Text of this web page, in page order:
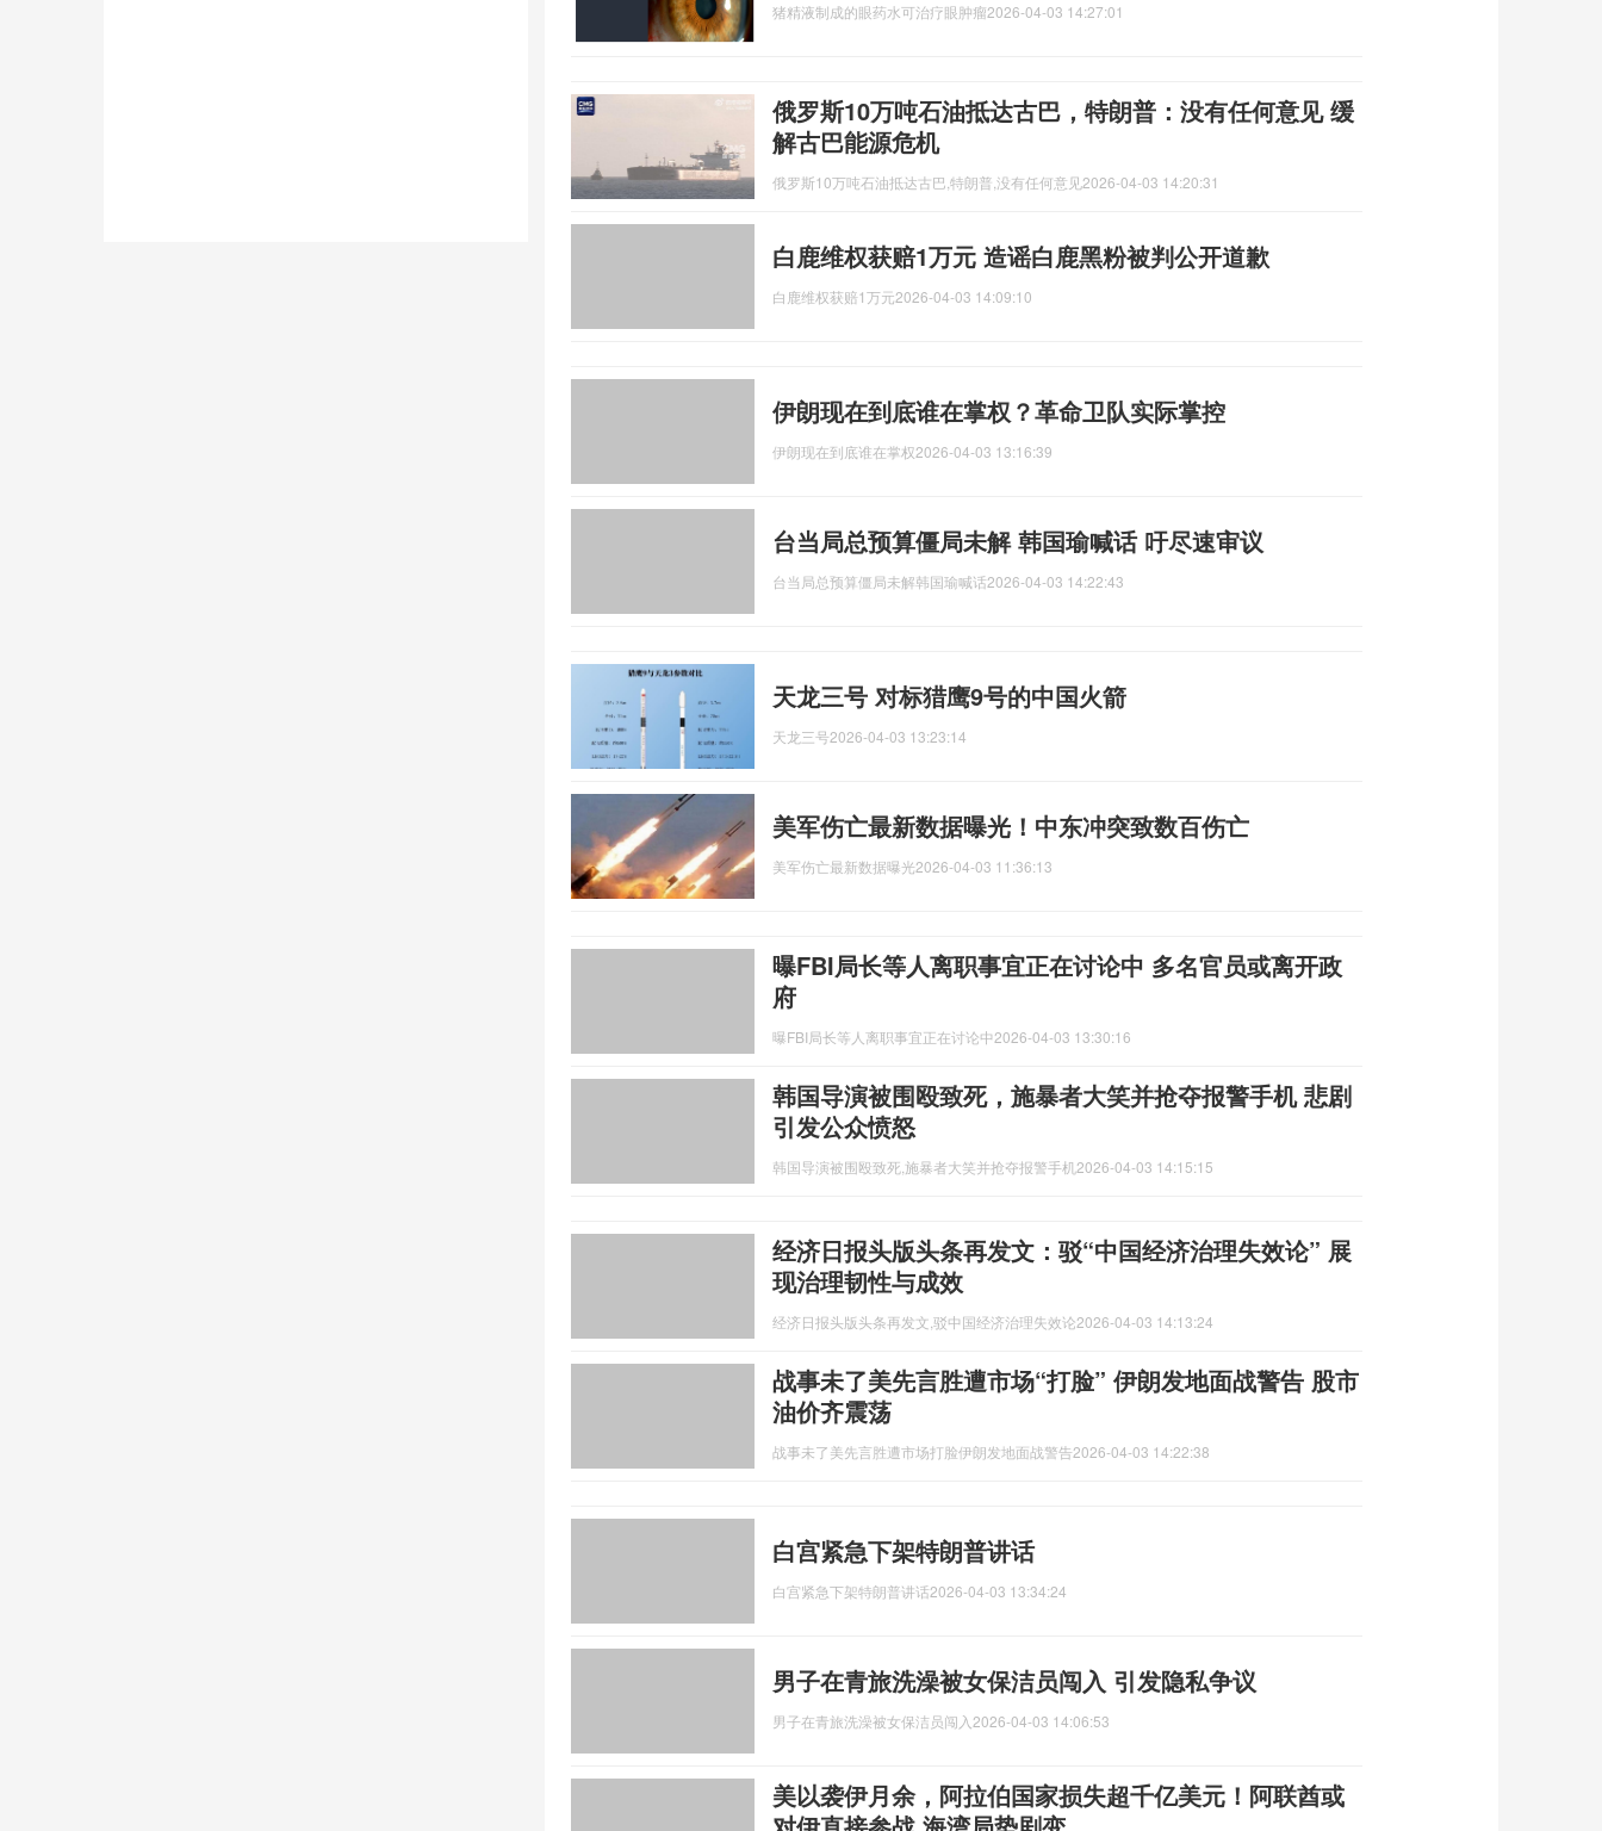
猪精液制成的眼药水可治疗眼肿瘤2026-04-03 14:27:01
俄罗斯10万吨石油抵达古巴，特朗普：没有任何意见 缓
解古巴能源危机
俄罗斯10万吨石油抵达古巴,特朗普,没有任何意见2026-04-03 14:20:31
白鹿维权获赔1万元 造谣白鹿黑粉被判公开道歉
白鹿维权获赔1万元2026-04-03 14:09:10
伊朗现在到底谁在掌权？革命卫队实际掌控
伊朗现在到底谁在掌权2026-04-03 13:16:39
台当局总预算僵局未解 韩国瑜喊话 吁尽速审议
台当局总预算僵局未解韩国瑜喊话2026-04-03 14:22:43
天龙三号 对标猎鹰9号的中国火箭
天龙三号2026-04-03 13:23:14
美军伤亡最新数据曝光！中东冲突致数百伤亡
美军伤亡最新数据曝光2026-04-03 11:36:13
曝FBI局长等人离职事宜正在讨论中 多名官员或离开政
府
曝FBI局长等人离职事宜正在讨论中2026-04-03 13:30:16
韩国导演被围殴致死，施暴者大笑并抢夺报警手机 悲剧
引发公众愤怒
韩国导演被围殴致死,施暴者大笑并抢夺报警手机 2026-04-03 14:15:15
经济日报头版头条再发文：驳“中国经济治理失效论” 展
现治理韧性与成效
经济日报头版头条再发文,驳中国经济治理失效论2026-04-03 14:13:24
战事未了美先言胜遭市场“打脸” 伊朗发地面战警告 股市
油价齐震荡
战事未了美先言胜遭市场打脸伊朗发地面战警告2026-04-03 14:22:38
白宫紧急下架特朗普讲话
白宫紧急下架特朗普讲话2026-04-03 13:34:24
男子在青旅洗澡被女保洁员闯入 引发隐私争议
男子在青旅洗澡被女保洁员闯入 2026-04-03 14:06:53
美以袭伊月余，阿拉伯国家损失超千亿美元！阿联酋或